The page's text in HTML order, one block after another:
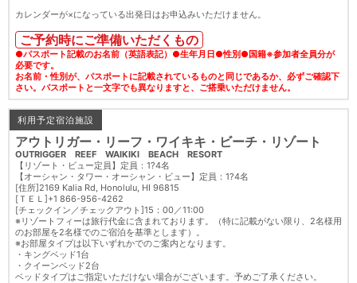
カレンダーが×になっている出発日はお申込みいただけません。
ご予約時にご準備いただくもの
●パスポート記載のお名前（英語表記）●生年月日●性別●国籍※参加者全員分が
必要です。
お名前・性別が、パスポートに記載されているものと同じであるか、必ずご確認下
さい。パスポートと一文字でも異なりますと、ご搭乗いただけません。
利用予定宿泊施設
アウトリガー・リーフ・ワイキキ・ビーチ・リゾート
OUTRIGGER REEF WAIKIKI BEACH RESORT
【リゾート・ビュー定員】定員：1?4名
【オーシャン・タワー・オーシャン・ビュー】定員：1?4名
[住所]2169 Kalia Rd, Honolulu, HI 96815
[ＴＥＬ]+1 866-956-4262
[チェックイン／チェックアウト]15：00／11:00
※リゾートフィーは旅行代金に含まれております。（特に記載がない限り、2名様用
のお部屋を2名様でのご宿泊を基準とします）。
※お部屋タイプは以下いずれかでのご案内となります。
・キングベッド1台
・クイーンベッド2台
ベッドタイプはご指定いただけない場合がございます。予めご了承ください。